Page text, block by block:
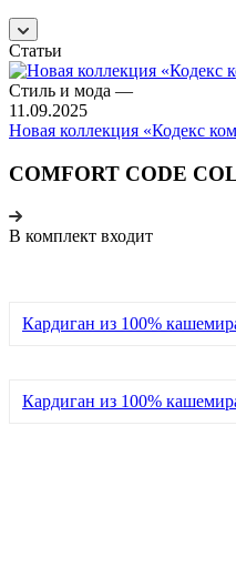
Статьи
Стиль и мода —
11.09.2025
Новая коллекция «Кодекс
COMFORT CODE
В комплект входит
Кардиган из 100%
Кардиган из 100%